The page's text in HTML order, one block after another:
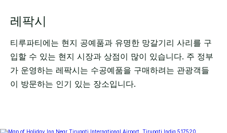
레팍시
티루파티에는 현지 공예품과 유명한 망갈기리 사리를 구
입할 수 있는 현지 시장과 상점이 많이 있습니다. 주 정부
가 운영하는 레팍시는 수공예품을 구매하려는 관광객들
이 방문하는 인기 있는 장소입니다.